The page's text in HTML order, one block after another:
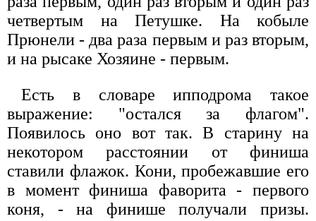
четвертым на Петушке. На кобыле
Прюнели - два раза первым и раз вторым,
и на рысаке Хозяине - первым.
Есть в словаре ипподрома такое
выражение: "остался за флагом".
Появилось оно вот так. В старину на
некотором расстоянии от финиша
ставили флажок. Кони, пробежавшие его
в момент финиша фаворита - первого
коня, - на финише получали призы.